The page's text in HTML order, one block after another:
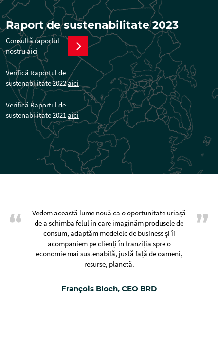
Raport de sustenabilitate 2023
Consultă raportul
nostruaici
Verifică Raportul de
sustenabilitate 2022aici
Verifică Raportul de
sustenabilitate 2021aici
Vedem această lume nouă ca o oportunitate uriașă
de a schimba felul în care imaginăm produsele de
consum, adaptăm modelele de business și îi
acompaniem pe clienți în tranziția spre o
economie mai sustenabilă, justă față de oameni,
resurse, planetă.
François Bloch, CEO BRD